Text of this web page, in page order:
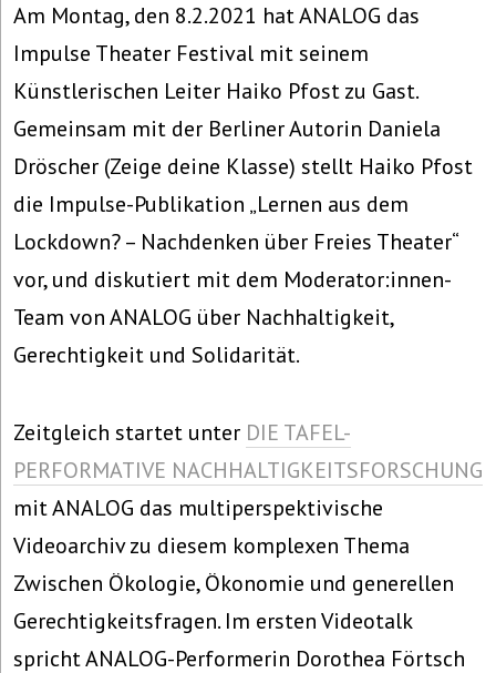
Am Montag, den 8.2.2021 hat ANALOG das
Impulse Theater Festival mit seinem
Künstlerischen Leiter Haiko Pfost zu Gast.
Gemeinsam mit der Berliner Autorin Daniela
Dröscher (Zeige deine Klasse) stellt Haiko Pfost
die Impulse-Publikation „Lernen aus dem
Lockdown? – Nachdenken über Freies Theater“
vor, und diskutiert mit dem Moderator:innen-
Team von ANALOG über Nachhaltigkeit,
Gerechtigkeit und Solidarität.
Zeitgleich startet unter DIE TAFEL-
PERFORMATIVE NACHHALTIGKEITSFORSCHUNG
mit ANALOG das multiperspektivische
Videoarchiv zu diesem komplexen Thema
Zwischen Ökologie, Ökonomie und generellen
Gerechtigkeitsfragen. Im ersten Videotalk
spricht ANALOG-Performerin Dorothea Förtsch